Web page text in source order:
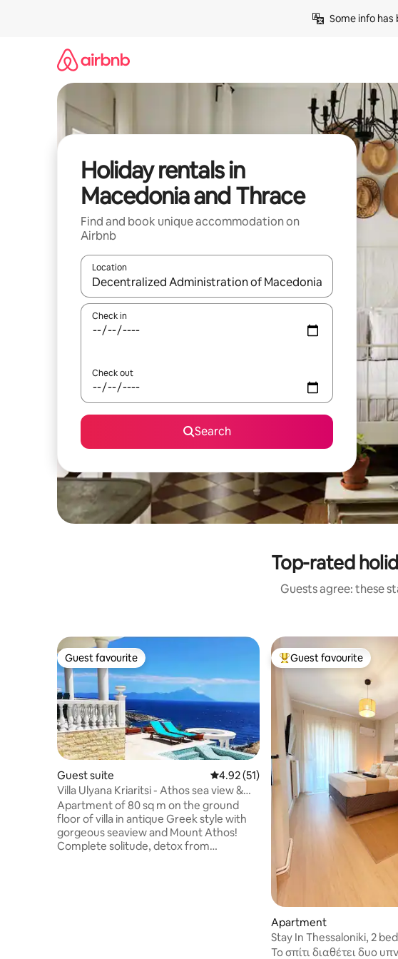
Some info
Holiday rentals in
Macedonia and Thrace
Find and book unique accommodation on
Airbnb
Location
When results are available, navigate with the up and down arrow
Check in
Check out
Search
Top-rated
Guests agree: these
Guest favourite
Guest favourite
Guest suite 4.92 out of 5 average rating, 51
4.92 (51)
Villa Ulyana Kriaritsi - Athos sea view &
Spa
Apartment of 80 sq m on the ground
floor of villa in antique Greek style with
gorgeous seaview and Mount Athos!
Complete solitude, detox from
Top guest favourite
Guest favourite
Apartment
Stay In Thessaloniki, 2
internet
Το σπίτι διαθέτει δυο